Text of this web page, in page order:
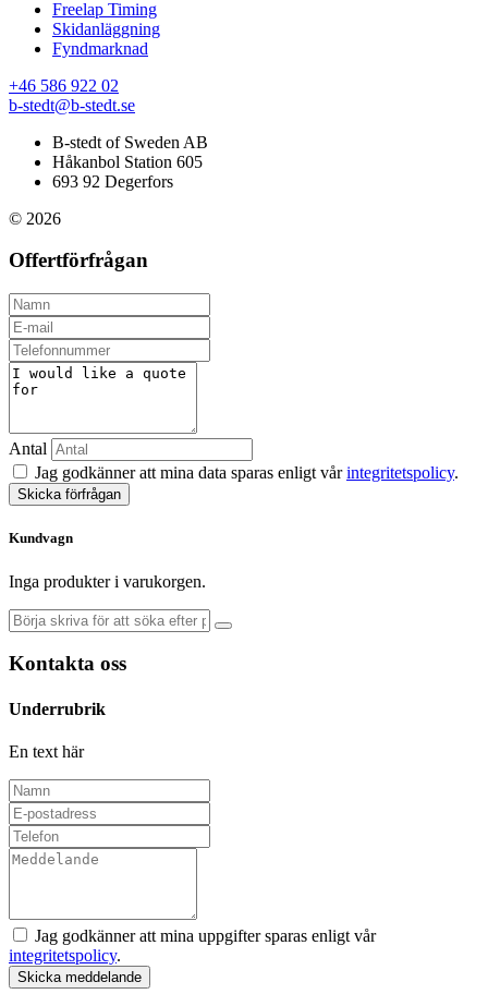
Freelap Timing
Skidanläggning
Fyndmarknad
+46 586 922 02
b-stedt@b-stedt.se
B-stedt of Sweden AB
Håkanbol Station 605
693 92 Degerfors
© 2026
Offertförfrågan
Antal
Jag godkänner att mina data sparas enligt vårintegritetspolicy.
Skicka förfrågan
Kundvagn
Inga produkter i varukorgen.
Kontakta oss
Underrubrik
En text här
Jag godkänner att mina uppgifter sparas enligt vår
integritetspolicy.
Skicka meddelande